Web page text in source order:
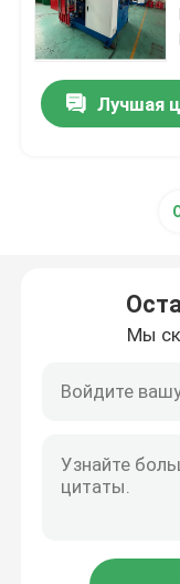
машина
Вертикальная
Машина
Лучшая
Мы